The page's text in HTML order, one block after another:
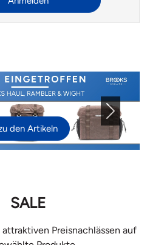
den Artikeln
Next
SALE
Preisnachlässen auf